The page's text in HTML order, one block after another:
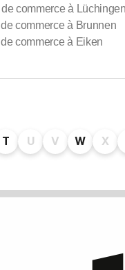
commerce à Lüchingen
commerce à Brunnen
commerce à Eiken
T U V W X